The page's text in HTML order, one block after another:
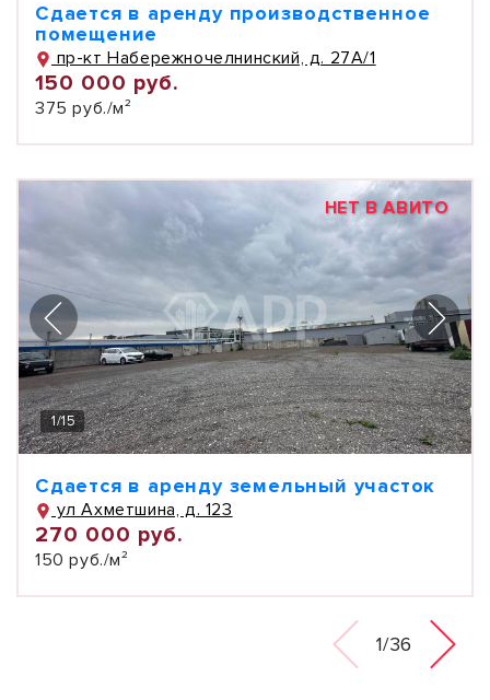
Сдается в аренду производственное
помещение
пр-кт Набережночелнинский, д. 27А/1
150 000 руб.
375 руб./м²
НЕТ В АВИТО
1/15
Сдается в аренду земельный участок
ул Ахметшина, д. 123
270 000 руб.
150 руб./м²
1/36